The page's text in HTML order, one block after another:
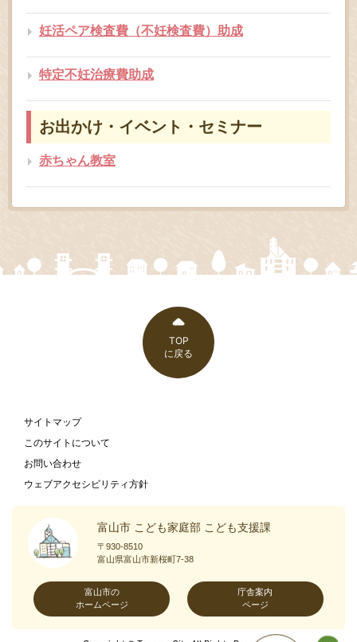
妊活ペア検査費（不妊検査費）助成
特定不妊治療費助成
お出かけ・イベント・セミナー
赤ちゃん教室
TOP
に戻る
サイトマップ
このサイトについて
お問い合わせ
ウェブアクセシビリティ方針
富山市 こども家庭部 こども支援課
〒930-8510
富山県富山市新桜町7-38
富山市の
ホームページ
庁舎案内
ページ